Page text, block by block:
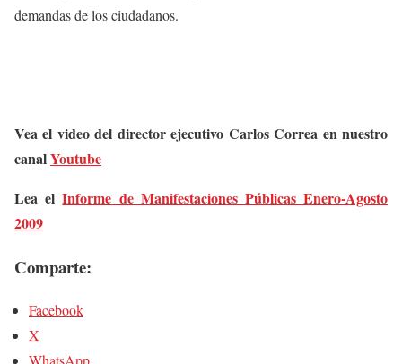
demandas de los ciudadanos.
Vea el video del director ejecutivo Carlos Correa en nuestro
canalYoutube
Lea elInforme de Manifestaciones Públicas Enero-Agosto
2009
Comparte:
Facebook
X